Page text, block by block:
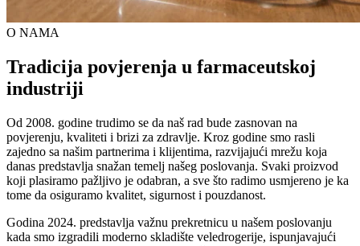
O NAMA
Tradicija povjerenja u farmaceutskoj
industriji
Od 2008. godine trudimo se da naš rad bude zasnovan na
povjerenju, kvaliteti i brizi za zdravlje. Kroz godine smo rasli
zajedno sa našim partnerima i klijentima, razvijajući mrežu koja
danas predstavlja snažan temelj našeg poslovanja. Svaki proizvod
koji plasiramo pažljivo je odabran, a sve što radimo usmjereno je ka
tome da osiguramo kvalitet, sigurnost i pouzdanost.
Godina 2024. predstavlja važnu prekretnicu u našem poslovanju
kada smo izgradili moderno skladište veledrogerije, ispunjavajući